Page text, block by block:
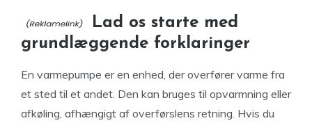
Lad os starte med
grundlæggende forklaringer
En varmepumpe er en enhed, der overfører varme fra
et sted til et andet. Den kan bruges til opvarmning eller
afkøling, afhængigt af overførslens retning. Hvis du